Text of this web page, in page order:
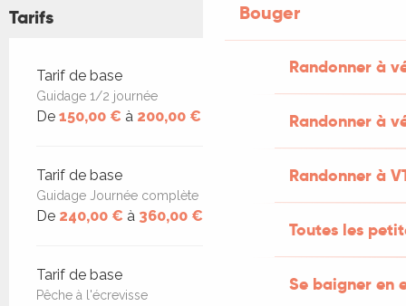
Bouger
Randonner à
Randonner à
Randonner à
Toutes les
Se baigner en
Tarifs
Tarifs 2026
Tarif de base
Guidage 1/2 journée
De 150,00 € à 200,00 €
Tarif de base
Guidage Journée complète
De 240,00 € à 360,00 €
Tarif de base
Pêche à l'écrevisse